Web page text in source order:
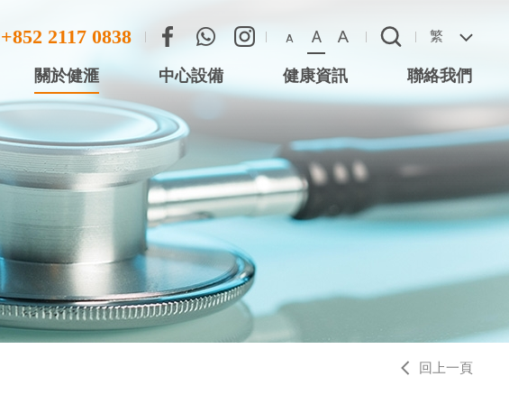
+852 2117 0838 A A A 繁
關於健滙
健滙眼科 (尖沙咀星光行)
健滙專科中心 (尖沙咀星光
行)
健滙專科中心 (將軍澳)
健滙專科中心 (西灣河)
盈健綜合醫務中心 (元朗)
中心設備 健康資訊 聯絡我們
聯絡方法
惡劣天氣安排
回上一頁